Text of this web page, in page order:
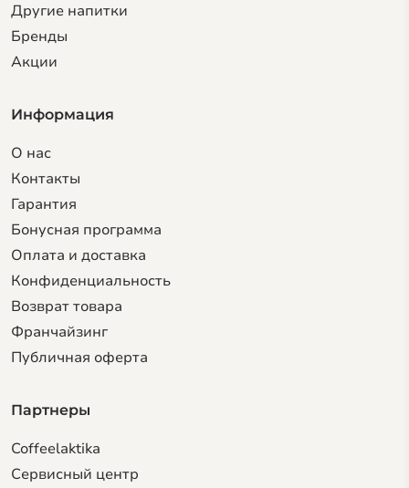
Другие напитки
Бренды
Акции
Информация
О нас
Контакты
Гарантия
Бонусная программа
Оплата и доставка
Конфиденциальность
Возврат товара
Франчайзинг
Публичная оферта
Партнеры
Coffeelaktika
Сервисный центр